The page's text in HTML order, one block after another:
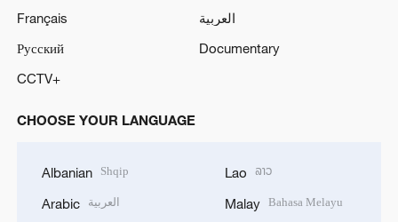
Français
العربية
Русский
Documentary
CCTV+
CHOOSE YOUR LANGUAGE
Albanian Shqip
Arabic العربية
Lao ລາວ
Malay Bahasa Melayu